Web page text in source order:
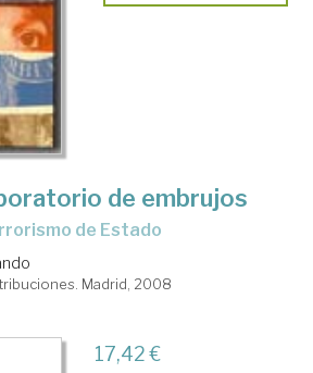
de embrujos
de Estado
Madrid, 2008
17,42 €